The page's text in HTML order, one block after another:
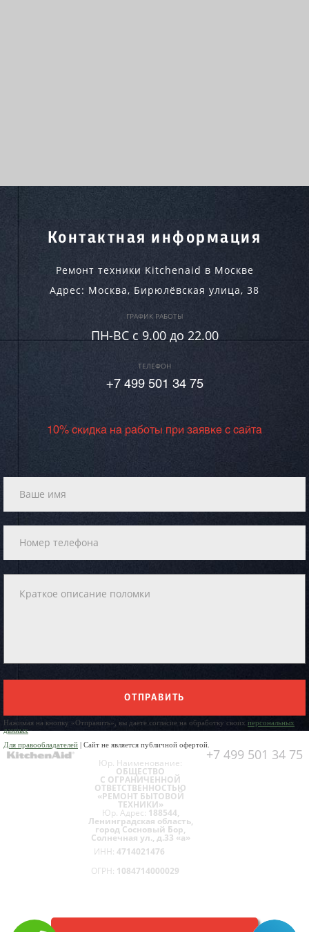
Контактная информация
Ремонт техники Kitchenaid в Москве
Адрес: Москва, Бирюлёвская улица, 38
ГРАФИК РАБОТЫ
ПН-ВC c 9.00 до 22.00
ТЕЛЕФОН
+7 499 501 34 75
10% скидка на работы при заявке с сайта
ОТПРАВИТЬ
Нажимая на кнопку «Отправить», вы даете согласие на обработку своих персональных
данных
Для правообладателей | Сайт не является публичной офертой.
+7 499 501 34 75
Юр. Наименование:
ОБЩЕСТВО
С ОГРАНИЧЕННОЙ
ОТВЕТСТВЕННОСТЬЮ
«РЕМОНТ БЫТОВОЙ
ТЕХНИКИ»
Юр. Адрес: 188544,
Ленинградская область,
город Сосновый Бор,
Солнечная ул., д.33 «а»
ИНН: 4714021476
ОГРН: 1084714000029